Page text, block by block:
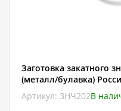
Заготовка закатного
(металл/булавка)
Артикул: ЗНЧ202В